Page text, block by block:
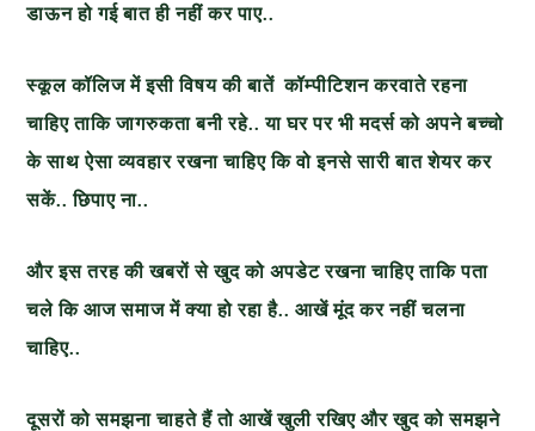
डाऊन हो गई बात ही नहीं कर पाए..
स्कूल कॉलिज में इसी विषय की बातें कॉम्पीटिशन करवाते रहना
चाहिए ताकि जागरुकता बनी रहे.. या घर पर भी मदर्स को अपने बच्चो
के साथ ऐसा व्यवहार रखना चाहिए कि वो इनसे सारी बात शेयर कर
सकें.. छिपाए ना..
और इस तरह की खबरों से खुद को अपडेट रखना चाहिएताकि पता
चले कि आज समाज में क्या हो रहा है..आखें मूंद कर नहीं चलना
चाहिए..
दूसरों को समझना चाहते हैं तो आखें खुली रखिए और खुद को समझने